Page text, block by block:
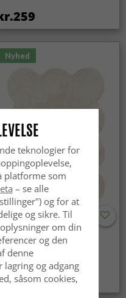
Nyhed
ryatæppe - Aranga
Soft Fur (beige)
teknologier for
platforme som
– se alle
og for at
og sikre. Til
om din
og den
denne
og adgang
såsom cookies,